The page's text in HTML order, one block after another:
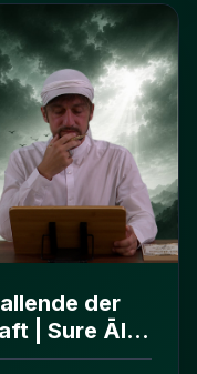
der
| Sure Āl